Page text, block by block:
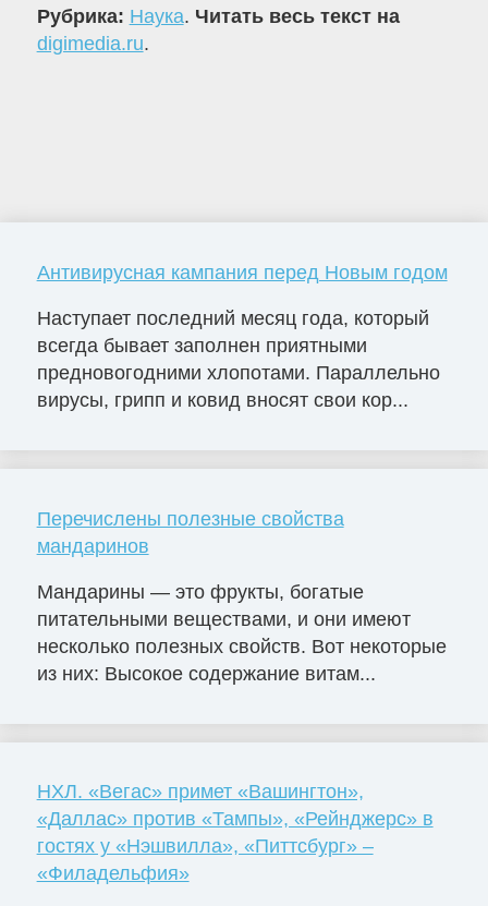
Рубрика: Наука. Читать весь текст на
digimedia.ru.
Антивирусная кампания перед Новым годом
Наступает последний месяц года, который
всегда бывает заполнен приятными
предновогодними хлопотами. Параллельно
вирусы, грипп и ковид вносят свои кор...
Перечислены полезные свойства
мандаринов
Мандарины — это фрукты, богатые
питательными веществами, и они имеют
несколько полезных свойств. Вот некоторые
из них: Высокое содержание витам...
НХЛ. «Вегас» примет «Вашингтон»,
«Даллас» против «Тампы», «Рейнджерс» в
гостях у «Нэшвилла», «Питтсбург» –
«Филадельфия»